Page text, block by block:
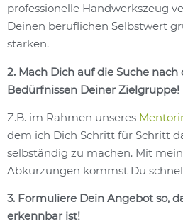
professionelle Handwerkszeug
Deinen beruflichen Selbstwert
stärken.
2. Mach Dich auf die Suche
Bedürfnissen Deiner Zielgruppe!
Z.B. im Rahmen unseres
dem ich Dich Schritt für Schritt
selbständig zu machen. Mit
Abkürzungen kommst Du
3. Formuliere Dein Angebot so,
erkennbar ist!